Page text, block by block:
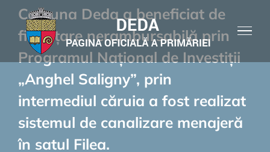
content
Comuna Deda a beneficiat de
finanțare nerambursabilă prin
Programul Național de Investiții
„Anghel Saligny”, prin
intermediul căruia a fost realizat
sistemul de canalizare menajeră
în satul Filea.